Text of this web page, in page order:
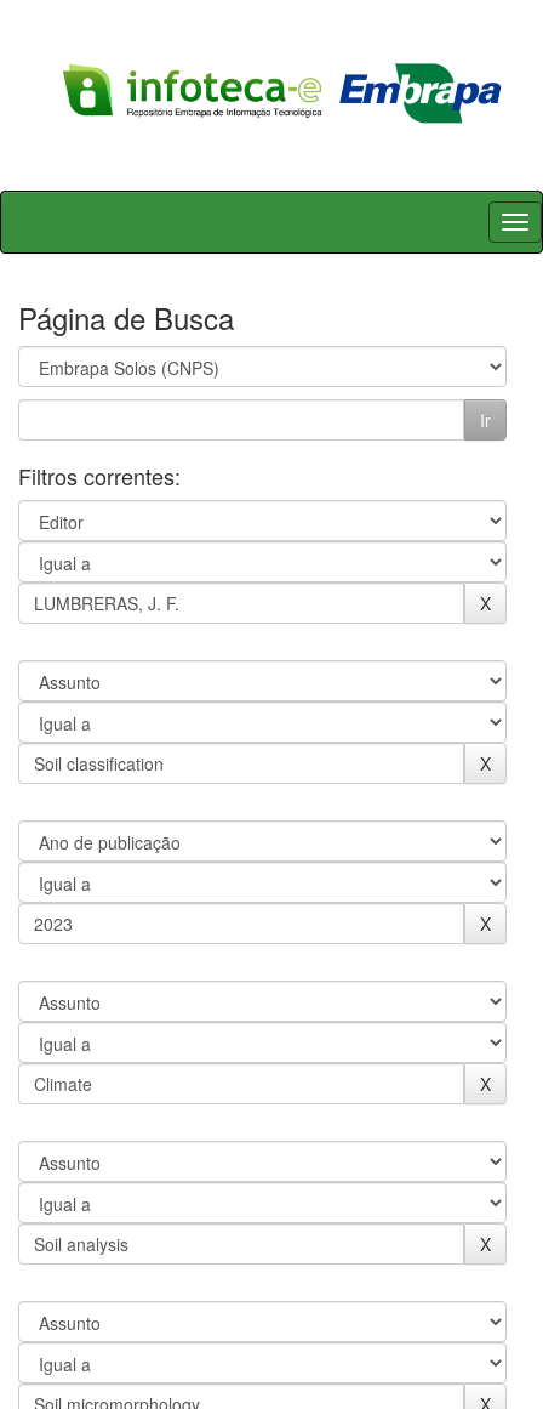
Skip
Página de Busca
Filtros correntes: